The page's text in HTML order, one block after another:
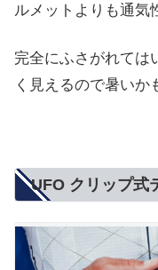
ルメットよりも通気
完全にふさがれては
く見えるので暑いか
UFO クリップ式